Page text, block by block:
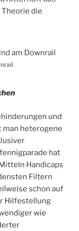
die
und
man heterogene
hat
Handicaps
Filtern
schon auf
Hilfestellung
wie